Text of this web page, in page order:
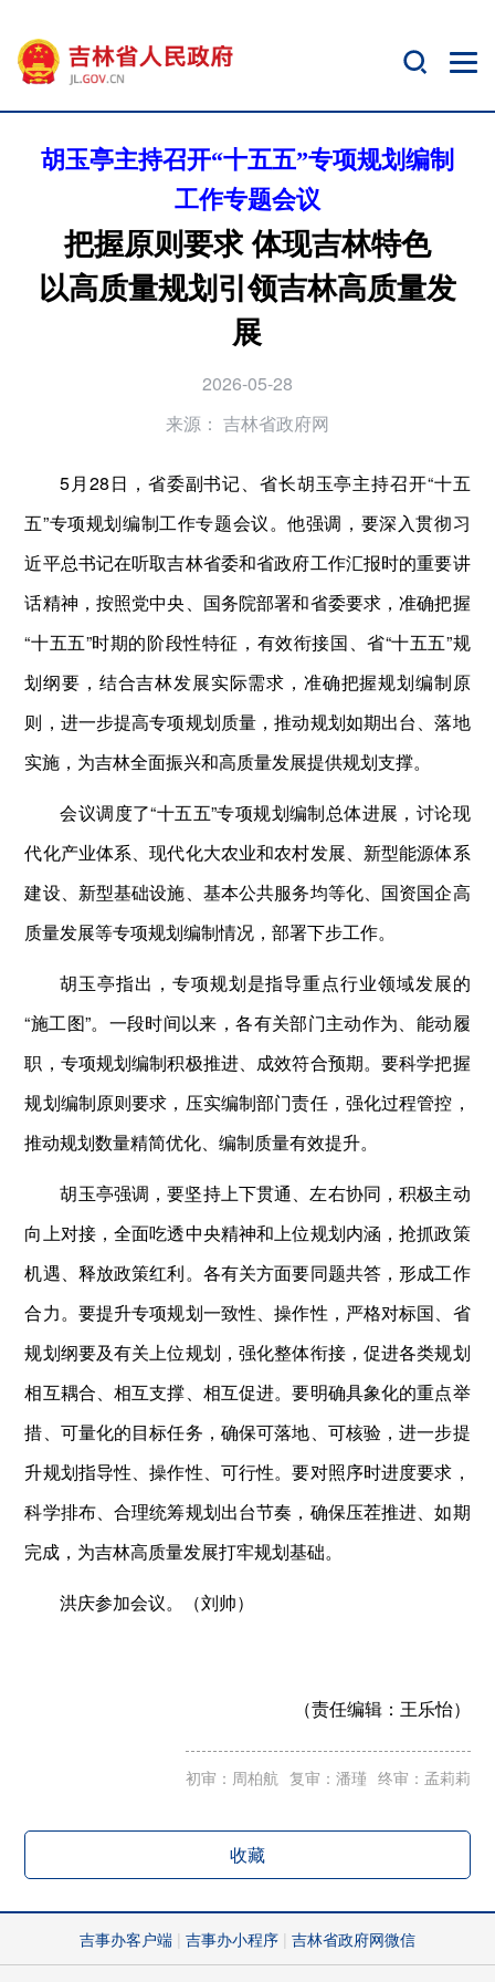
胡玉亭主持召开“十五五”专项规划编制
工作专题会议
把握原则要求 体现吉林特色
以高质量规划引领吉林高质量发
展
2026-05-28
来源： 吉林省政府网
5月28日，省委副书记、省长胡玉亭主持召开“十五
五”专项规划编制工作专题会议。他强调，要深入贯彻习
近平总书记在听取吉林省委和省政府工作汇报时的重要讲
话精神，按照党中央、国务院部署和省委要求，准确把握
“十五五”时期的阶段性特征，有效衔接国、省“十五五”规
划纲要，结合吉林发展实际需求，准确把握规划编制原
则，进一步提高专项规划质量，推动规划如期出台、落地
实施，为吉林全面振兴和高质量发展提供规划支撑。
会议调度了“十五五”专项规划编制总体进展，讨论现
代化产业体系、现代化大农业和农村发展、新型能源体系
建设、新型基础设施、基本公共服务均等化、国资国企高
质量发展等专项规划编制情况，部署下步工作。
胡玉亭指出，专项规划是指导重点行业领域发展的
“施工图”。一段时间以来，各有关部门主动作为、能动履
职，专项规划编制积极推进、成效符合预期。要科学把握
规划编制原则要求，压实编制部门责任，强化过程管控，
推动规划数量精简优化、编制质量有效提升。
胡玉亭强调，要坚持上下贯通、左右协同，积极主动
向上对接，全面吃透中央精神和上位规划内涵，抢抓政策
机遇、释放政策红利。各有关方面要同题共答，形成工作
合力。要提升专项规划一致性、操作性，严格对标国、省
规划纲要及有关上位规划，强化整体衔接，促进各类规划
相互耦合、相互支撑、相互促进。要明确具象化的重点举
措、可量化的目标任务，确保可落地、可核验，进一步提
升规划指导性、操作性、可行性。要对照序时进度要求，
科学排布、合理统筹规划出台节奏，确保压茬推进、如期
完成，为吉林高质量发展打牢规划基础。
洪庆参加会议。（刘帅）
（责任编辑： 王乐怡）
初审：周柏航 复审：潘瑾 终审：孟莉莉
收藏